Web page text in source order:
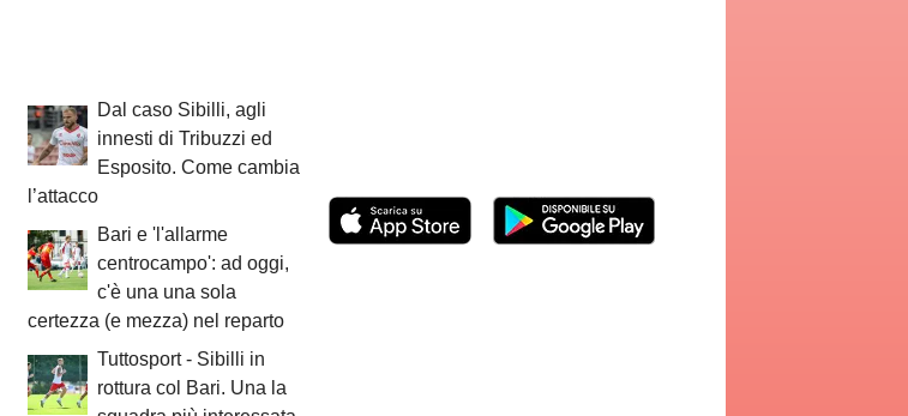
Dal caso Sibilli, agli
innesti di Tribuzzi ed
Esposito. Come cambia
l’attacco
Bari e 'l'allarme
centrocampo': ad oggi,
c'è una una sola
certezza (e mezza) nel reparto
Tuttosport - Sibilli in
rottura col Bari. Una la